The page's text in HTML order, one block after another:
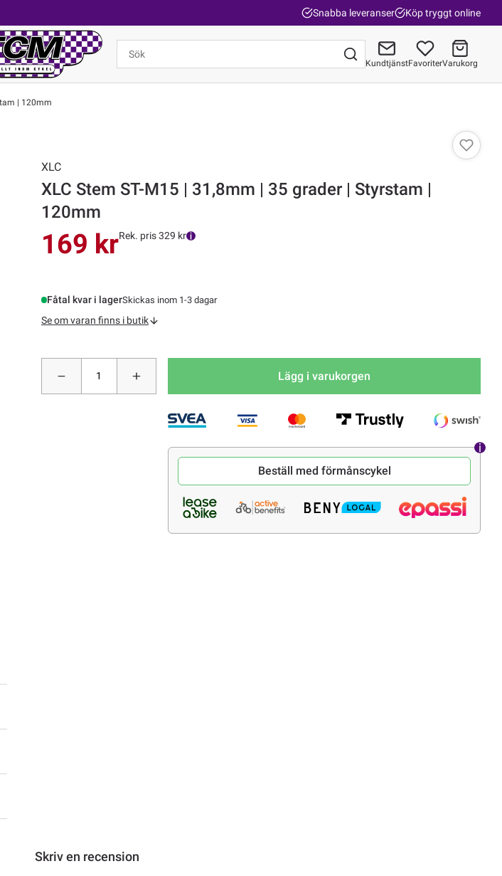
Snabba leveranser Köp tryggt online
KundtjänstFavoriterVarukorg
| 120mm
XLC
XLC Stem ST-M15 | 31,8mm | 35 grader | Styrstam |
120mm
169 krRek. pris 329 kr
Fåtal kvar i lagerSkickas inom 1-3 dagar
Se om varan finns i butik
Lägg i varukorgen
Beställ med förmånscykel
Skriv en recension